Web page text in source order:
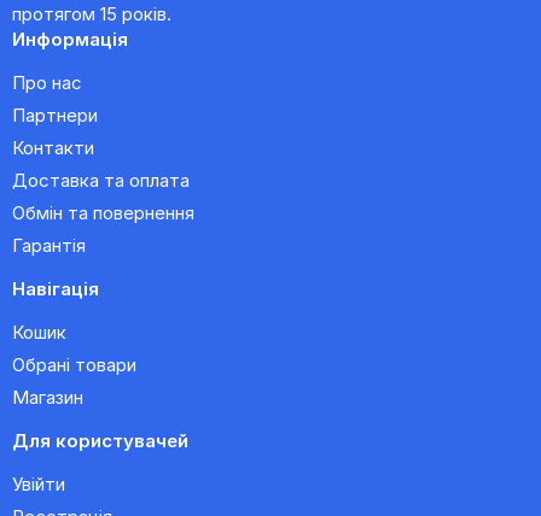
протягом 15 років.
Информація
Про нас
Партнери
Контакти
Доставка та оплата
Обмін та повернення
Гарантія
Навігація
Кошик
Обрані товари
Магазин
Для користувачей
Увійти